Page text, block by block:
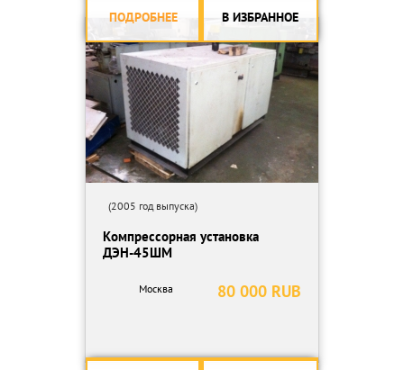
ПОДРОБНЕЕ В ИЗБРАННОЕ
(2005 год выпуска)
Компрессорная установка
ДЭН-45ШМ
80 000 RUB
Москва